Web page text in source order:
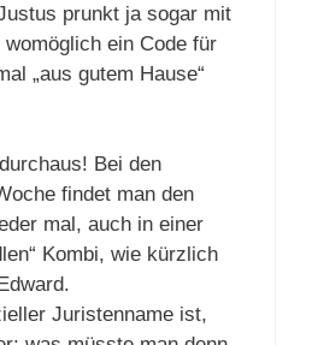
prunkt ja sogar mit
ein Code für
„aus gutem Hause“
Bei den
findet man den
mal, auch in einer
Kombi, wie kürzlich
Juristenname ist,